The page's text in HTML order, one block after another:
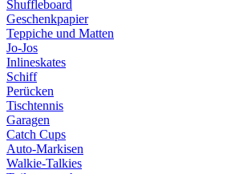
Shuffleboard
Geschenkpapier
Teppiche und Matten
Jo-Jos
Inlineskates
Schiff
Perücken
Tischtennis
Garagen
Catch Cups
Auto-Markisen
Walkie-Talkies